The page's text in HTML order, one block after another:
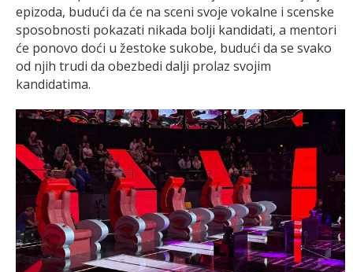
epizoda, budući da će na sceni svoje vokalne i scenske
sposobnosti pokazati nikada bolji kandidati, a mentori
će ponovo doći u žestoke sukobe, budući da se svako
od njih trudi da obezbedi dalji prolaz svojim
kandidatima.